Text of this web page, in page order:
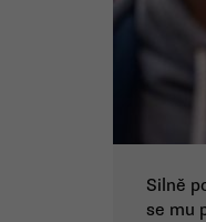
Silně
se mu